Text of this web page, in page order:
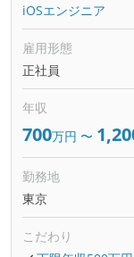
iOSエンジニア
雇用形態
正社員
年収
700万円 〜
勤務地
東京
こだわり